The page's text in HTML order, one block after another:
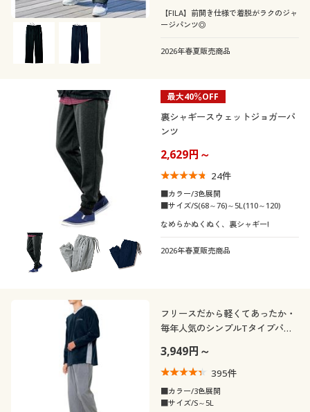
【FILA】前開き仕様で着脱がラクのジャ
ージパンツ◎
2026年春夏販売商品
最大40％OFF
裏シャギースウェットジョガーパ
ンツ
2,629円～
24件
■カラー/3色展開
■サイズ/S(68～76)～5L(110～120)
なめらかぬくぬく、裏シャギー!
2026年春夏販売商品
フリースだから軽くてあったか・
毎年人気のシンプルTタイプパジ
3,949円～
395件
■カラー/3色展開
■サイズ/S～5L